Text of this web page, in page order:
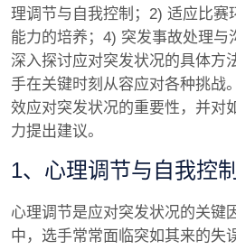
理调节与自我控制；2) 适应比赛
能力的培养；4) 突发事故处理与
深入探讨应对突发状况的具体方
手在关键时刻从容应对各种挑战
效应对突发状况的重要性，并对
力提出建议。
1、心理调节与自我控制
心理调节是应对突发状况的关键
中，选手常常面临突如其来的失